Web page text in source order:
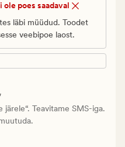
ole poes saadaval
läbi müüdud. Toodet
veebipoe laost.
järele“. Teavitame SMS-iga.